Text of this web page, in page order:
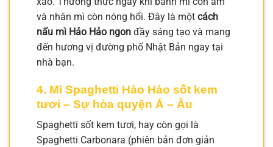
và nhân mì còn nóng hổi. Đây là một cách
nấu mì Hảo Hảo ngon đầy sáng tạo và mang
đến hương vị đường phố Nhật Bản ngay tại
nhà bạn.
4. Mì Spaghetti Hảo Hảo sốt kem
tươi – Sự hòa quyện Á – Âu
Spaghetti sốt kem tươi, hay còn gọi là
Spaghetti Carbonara (phiên bản đơn giản